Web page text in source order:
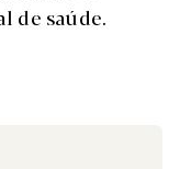
de saúde.